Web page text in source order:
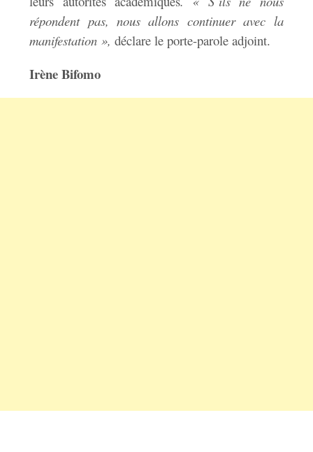
répondent pas, nous allons continuer avec la
manifestation »,déclare le porte-parole adjoint.
Irène Bifomo